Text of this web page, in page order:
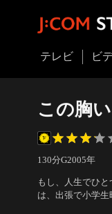
テレビ ビ
この胸
130分G2005年
もし、人生でひ
は、出張で小学